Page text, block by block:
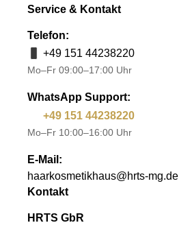
Service & Kontakt
Telefon:
+49 151 44238220
Mo–Fr 09:00–17:00 Uhr
WhatsApp Support:
+49 151 44238220
Mo–Fr 10:00–16:00 Uhr
E-Mail:
haarkosmetikhaus@hrts-mg.de
Kontakt
HRTS GbR